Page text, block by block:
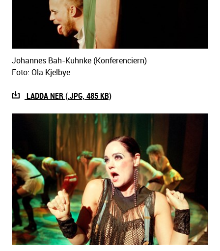
Johannes Bah-Kuhnke (Konferenciern)
Foto: Ola Kjelbye
LADDA NER (.JPG, 485 KB)